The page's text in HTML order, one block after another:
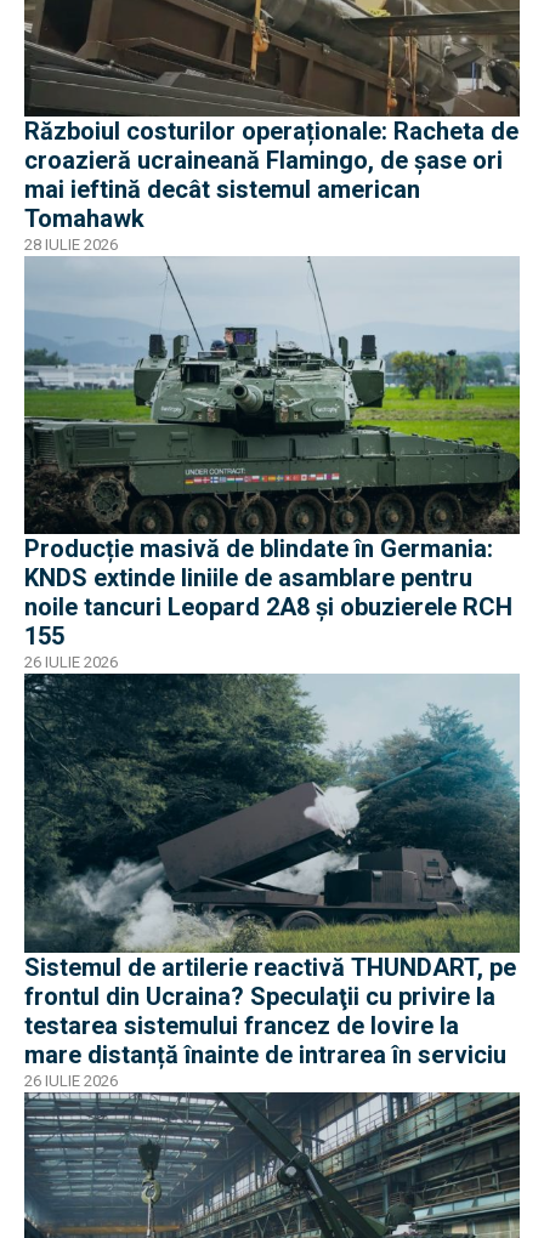
Războiul costurilor operaționale: Racheta de
croazieră ucraineană Flamingo, de șase ori
mai ieftină decât sistemul american
Tomahawk
28 IULIE 2026
Producție masivă de blindate în Germania:
KNDS extinde liniile de asamblare pentru
noile tancuri Leopard 2A8 și obuzierele RCH
155
26 IULIE 2026
Sistemul de artilerie reactivă THUNDART, pe
frontul din Ucraina? Speculaţii cu privire la
testarea sistemului francez de lovire la
mare distanță înainte de intrarea în serviciu
26 IULIE 2026